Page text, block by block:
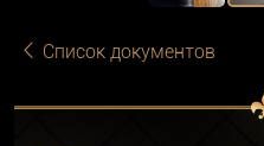
Список документов